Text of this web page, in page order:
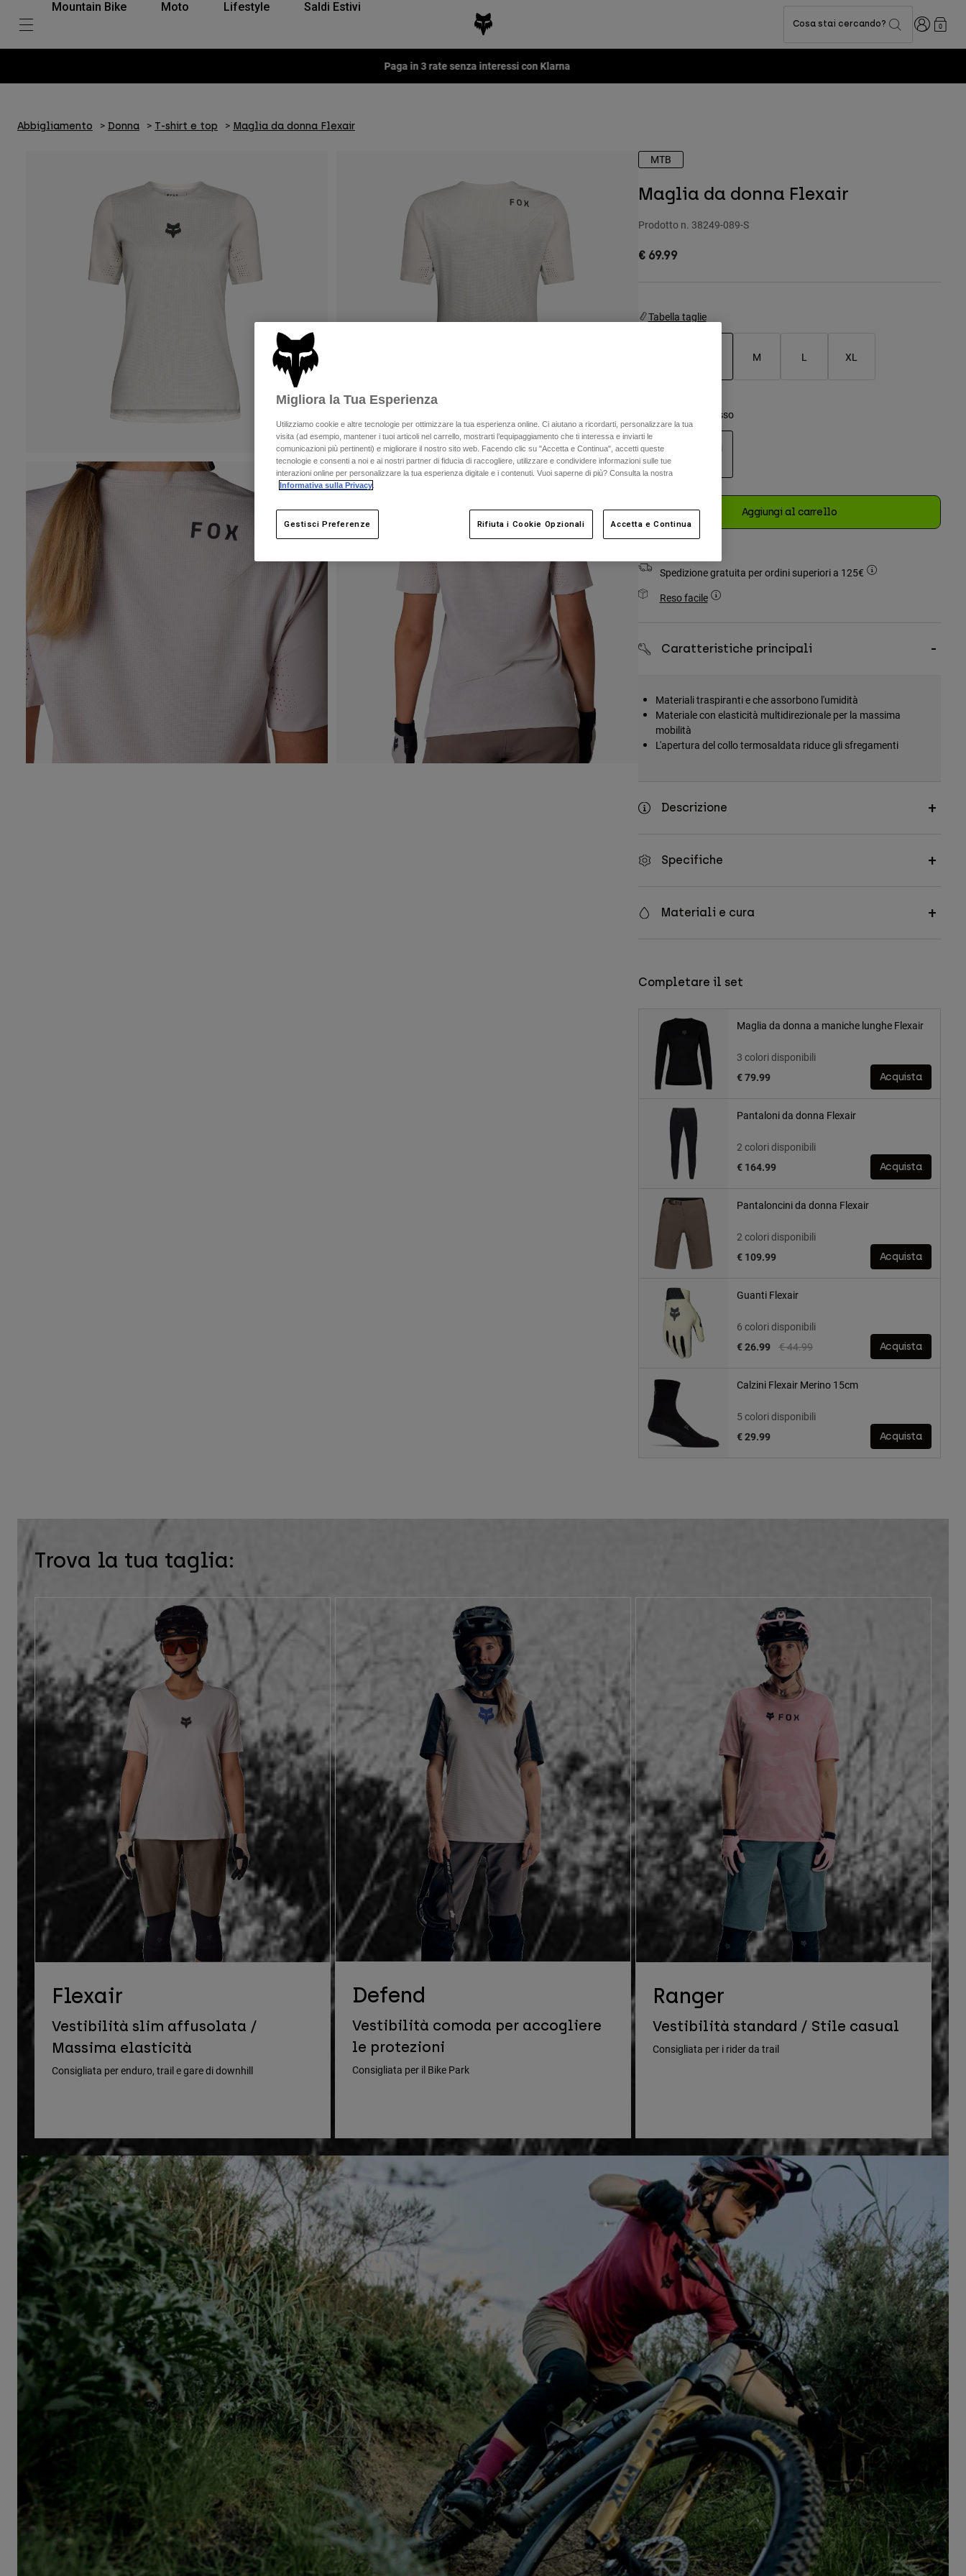
Mountain Bike Moto Lifestyle Saldi Estivi
Cosa stai cercando? Accedi0
Paga in 3 rate senza interessi con Klarna
Abbigliamento Donna T-shirt e top Maglia da donna Flexair
MTB
Maglia da donna Flexair
Prodotto n. 38249-089-S
€ 69.99
Tabella taglie
M L XL
Bianco gesso
Aggiungi al carrello
Spedizione gratuita per ordini superiori a 125€
Reso facile
Caratteristiche principali
Materiali traspiranti e che assorbono l'umidità
Materiale con elasticità multidirezionale per la massima
mobilità
L'apertura del collo termosaldata riduce gli sfregamenti
Descrizione
Specifiche
Materiali e cura
Completare il set
Maglia da donna a maniche lunghe Flexair
3 colori disponibili
€ 79.99
Acquista
Pantaloni da donna Flexair
2 colori disponibili
€ 164.99
Acquista
Pantaloncini da donna Flexair
2 colori disponibili
€ 109.99
Acquista
Guanti Flexair
6 colori disponibili
Price reduced from
€ 44.99to
€ 26.99 Acquista
Calzini Flexair Merino 15cm
5 colori disponibili
€ 29.99
Acquista
Trova la tua taglia:
Flexair
Vestibilità slim affusolata /
Massima elasticità
Consigliata per enduro, trail e gare di downhill
Defend
Vestibilità comoda per accogliere
le protezioni
Consigliata per il Bike Park
Ranger
Vestibilità standard / Stile casual
Consigliata per i rider da trail
Migliora la Tua Esperienza
Utilizziamo cookie e altre tecnologie per ottimizzare la tua esperienza online. Ci aiutano a ricordarti, personalizzare la tua
visita (ad esempio, mantener i tuoi articoli nel carrello, mostrarti l’equipaggiamento che ti interessa e inviarti le
comunicazioni più pertinenti) e migliorare il nostro sito web. Facendo clic su "Accetta e Continua", accetti queste
tecnologie e consenti a noi e ai nostri partner di fiducia di raccogliere, utilizzare e condividere informazioni sulle tue
interazioni online per personalizzare la tua esperienza digitale e i contenuti. Vuoi saperne di più? Consulta la nostra
Informativa sulla Privacy.
Gestisci Preferenze Rifiuta i Cookie Opzionali Accetta e Continua